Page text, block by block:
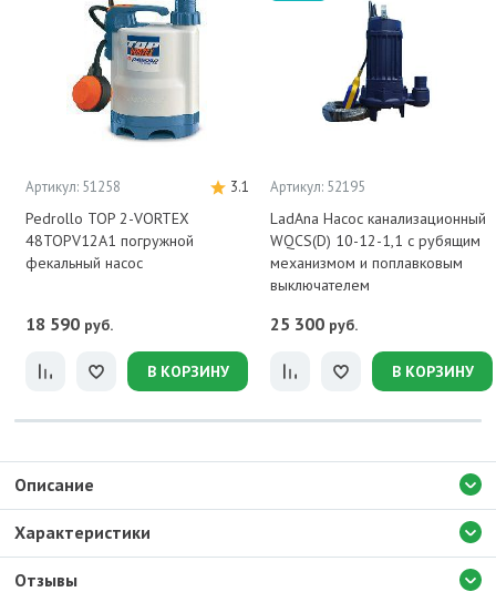
Артикул: 51258 3.1
Pedrollo TOP 2-VORTEX
48TOPV12A1 погружной
фекальный насос
18 590 руб.
В КОРЗИНУ
Артикул: 52195
LadAna Насос канализационный
WQCS(D) 10-12-1,1 с рубящим
механизмом и поплавковым
выключателем
25 300 руб.
В КОРЗИНУ
Описание
Характеристики
Отзывы